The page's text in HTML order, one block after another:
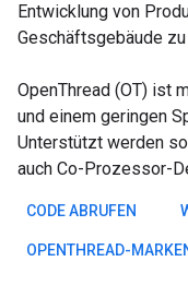
Entwicklung von
Geschäftsgebäude
OpenThread (OT) ist
und einem geringen
Unterstützt werden
auch Co-Prozessor-
CODE ABRUFEN
OPENTHREAD-